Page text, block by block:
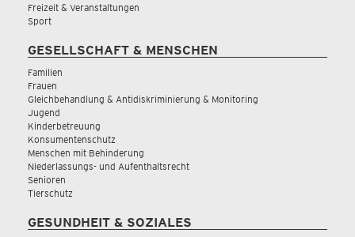
Freizeit & Veranstaltungen
Sport
GESELLSCHAFT & MENSCHEN
Familien
Frauen
Gleichbehandlung & Antidiskriminierung & Monitoring
Jugend
Kinderbetreuung
Konsumentenschutz
Menschen mit Behinderung
Niederlassungs- und Aufenthaltsrecht
Senioren
Tierschutz
GESUNDHEIT & SOZIALES